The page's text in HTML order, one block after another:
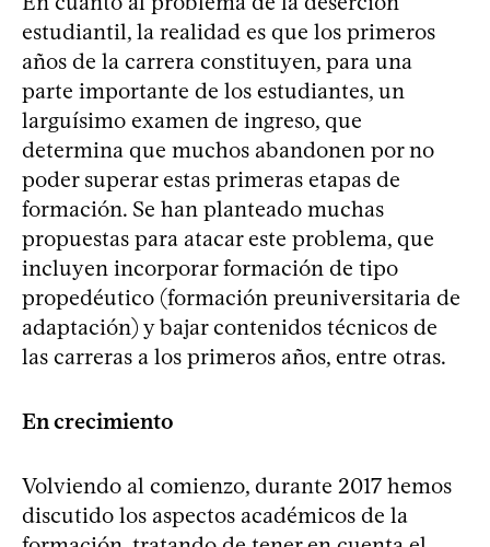
estudiantil, la realidad es que los primeros
años de la carrera constituyen, para una
parte importante de los estudiantes, un
larguísimo examen de ingreso, que
determina que muchos abandonen por no
poder superar estas primeras etapas de
formación. Se han planteado muchas
propuestas para atacar este problema, que
incluyen incorporar formación de tipo
propedéutico (formación preuniversitaria de
adaptación) y bajar contenidos técnicos de
las carreras a los primeros años, entre otras.
En crecimiento
Volviendo al comienzo, durante 2017 hemos
discutido los aspectos académicos de la